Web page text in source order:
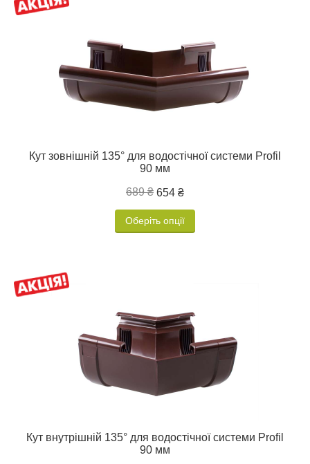
Кут зовнішній 135° для водостічної системи Profil
90 мм
689 ₴ 654 ₴
Оберіть опції
Кут внутрішній 135° для водостічної системи Profil
90 мм